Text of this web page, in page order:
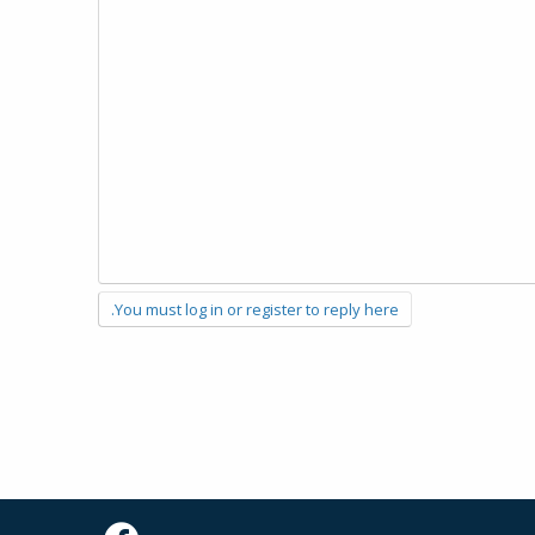
You must log in or register to reply here.